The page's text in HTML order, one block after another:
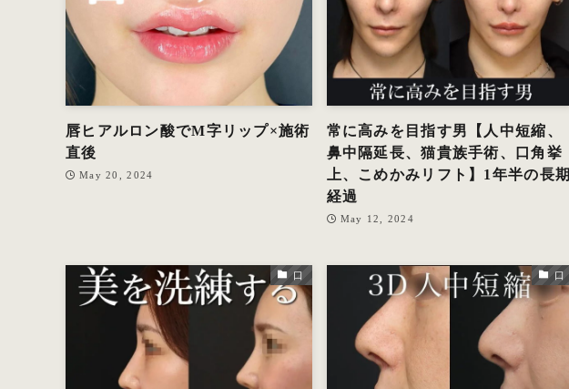
唇ヒアルロン酸でM字リップ×施術
直後
May 20, 2024
常に高みを目指す男【人中短縮、
鼻中隔延長、猫貴族手術、口角挙
上、こめかみリフト】1年半の長期
経過
May 12, 2024
口 口